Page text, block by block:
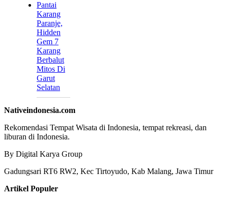
Pantai
Karang
Paranje,
Hidden
Gem 7
Karang
Berbalut
Mitos Di
Garut
Selatan
Nativeindonesia.com
Rekomendasi Tempat Wisata di Indonesia, tempat rekreasi, dan
liburan di Indonesia.
By Digital Karya Group
Gadungsari RT6 RW2, Kec Tirtoyudo, Kab Malang, Jawa Timur
Artikel Populer